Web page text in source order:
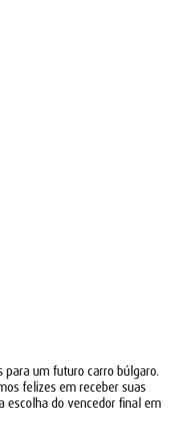
para um futuro carro búlgaro.
felizes em receber suas
escolha do vencedor final em